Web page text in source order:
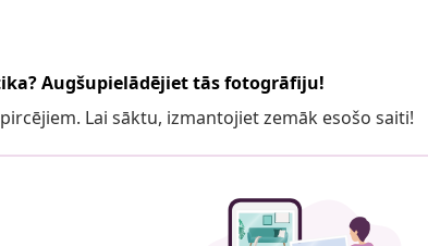
Augšupielādējiet tās fotogrāfiju!
Lai sāktu, izmantojiet zemāk esošo saiti!